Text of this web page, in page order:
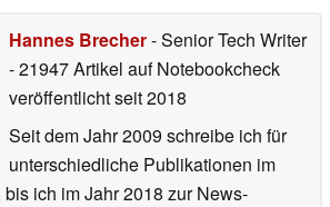
Hannes Brecher- Senior Tech Writer
- 21947 Artikel auf Notebookcheck
veröffentlichtseit 2018
Seit dem Jahr 2009 schreibe ich für
unterschiedliche Publikationen im
ich im Jahr 2018 zur News-